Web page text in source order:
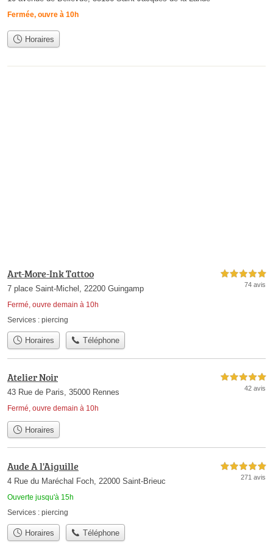
Fermée, ouvre à 10h
Horaires
Art-More-Ink Tattoo
7 place Saint-Michel, 22200 Guingamp
Fermé, ouvre demain à 10h
5,0 étoiles sur 5
74 avis
Services : piercing
Horaires Téléphone
Atelier Noir
43 Rue de Paris, 35000 Rennes
Fermé, ouvre demain à 10h
5,0 étoiles sur 5
42 avis
Horaires
Aude A l'Aiguille
4 Rue du Maréchal Foch, 22000 Saint-Brieuc
Ouverte jusqu'à 15h
5,0 étoiles sur 5
271 avis
Services : piercing
Horaires Téléphone